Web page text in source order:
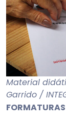
Material
Garrido /
FORMATURAS